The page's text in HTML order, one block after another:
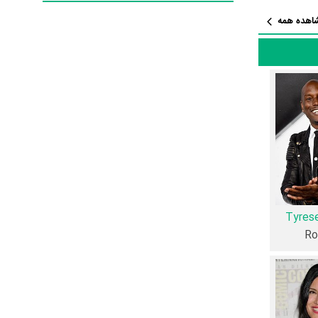
است، می‌خوانیم: «مامور لوک هابز از
کند و ...»
گفت آثار
محسوب
در این اثر
دیگر در این فیلم میان هر یک از 15 بازیگر با یکدیگر یک رابطه
همه